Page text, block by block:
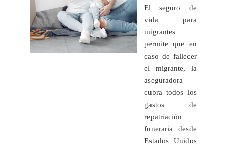
El seguro de
vida para
migrantes
permite que en
caso de fallecer
el migrante, la
aseguradora
cubra todos los
gastos de
repatriación
funeraria desde
Estados Unidos